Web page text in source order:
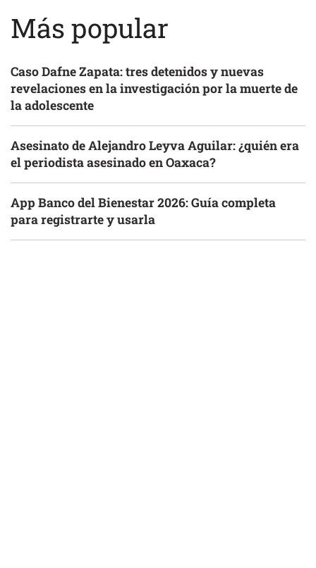
Más popular
Caso Dafne Zapata: tres detenidos y nuevas
revelaciones en la investigación por la muerte de
la adolescente
Asesinato de Alejandro Leyva Aguilar: ¿quién era
el periodista asesinado en Oaxaca?
App Banco del Bienestar 2026: Guía completa
para registrarte y usarla